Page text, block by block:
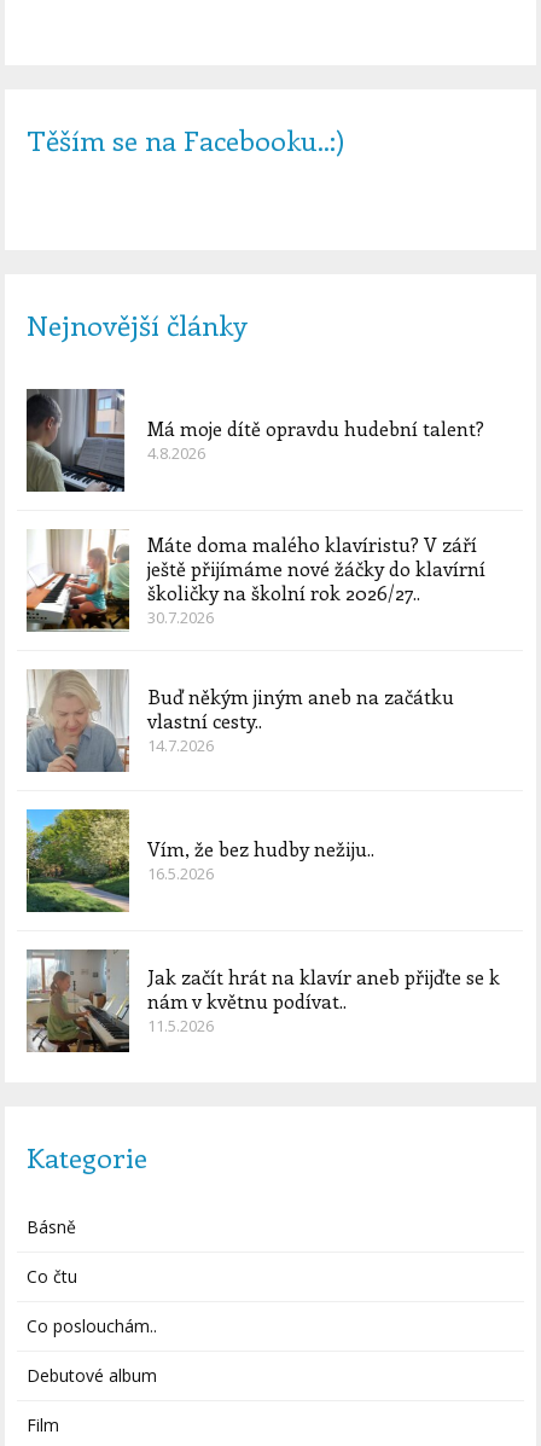
Těším se na Facebooku..:)
Nejnovější články
Má moje dítě opravdu hudební talent?
4.8.2026
Máte doma malého klavíristu? V září
ještě přijímáme nové žáčky do klavírní
školičky na školní rok 2026/27..
30.7.2026
Buď někým jiným aneb na začátku
vlastní cesty..
14.7.2026
Vím, že bez hudby nežiju..
16.5.2026
Jak začít hrát na klavír aneb přijďte se k
nám v květnu podívat..
11.5.2026
Kategorie
Básně
Co čtu
Co poslouchám..
Debutové album
Film